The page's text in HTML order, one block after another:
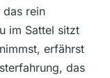
rein
im Sattel sitzt
erfährst
das